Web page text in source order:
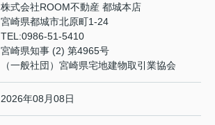
株式会社ROOM不動産 都城本店
宮崎県都城市北原町1-24
TEL:0986-51-5410
宮崎県知事 (2) 第4965号
（一般社団）宮崎県宅地建物取引業協会
2026年08月08日